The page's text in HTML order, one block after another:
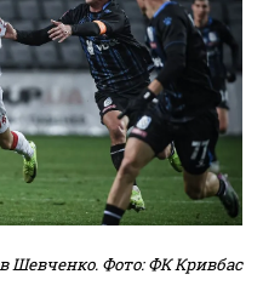
Шевченко. Фото: ФК Кривбас